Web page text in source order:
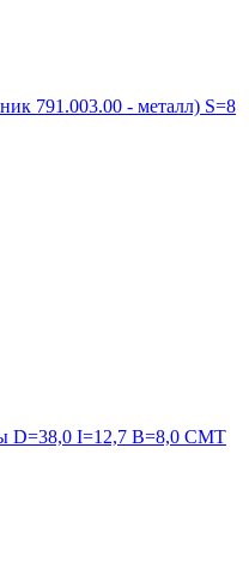
791.003.00 - металл) S=8
D=38,0 I=12,7 B=8,0 CMT